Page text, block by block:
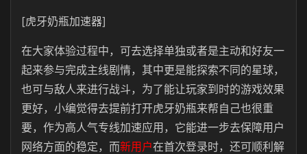
[虎牙奶瓶加速器]
在大家体验过程中，可去选择单独或者是主动和好友一
起来参与完成主线剧情，其中更是能探索不同的星球，
也可与敌人来进行战斗，为了能让玩家到时的游戏效果
更好，小编觉得去提前打开虎牙奶瓶来帮自己也很重
要，作为高人气专线加速应用，它能进一步去保障用户
网络方面的稳定，而新用户在首次登录时，还可顺利解